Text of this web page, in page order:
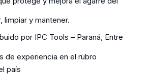
limpiar y mantener.
por IPC Tools – Paraná, Entre
de experiencia en el rubro
país